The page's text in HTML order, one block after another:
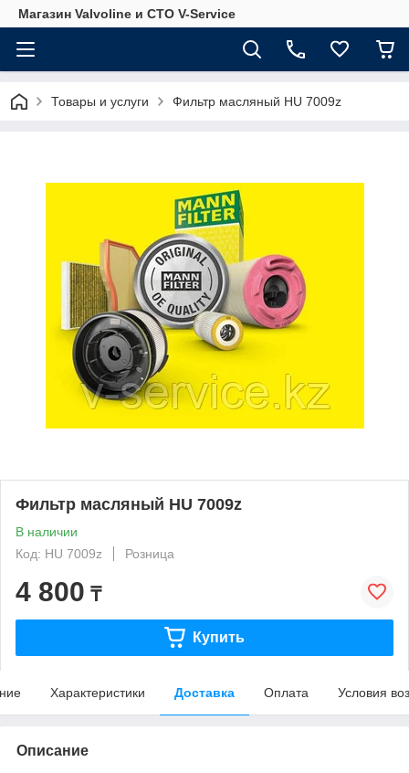
Магазин Valvoline и СТО V-Service
Товары и услуги Фильтр масляный HU 7009z
Фильтр масляный HU 7009z
В наличии
Код: HU 7009z
Розница
4 800 ₸
Купить
Характеристики Доставка Оплата Условия
Описание